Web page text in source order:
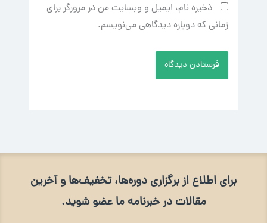
ذخیره نام، ایمیل و وبسایت من در مرورگر برای
زمانی که دوباره دیدگاهی می‌نویسم.
برای اطلاع از برگزاری دوره‌ها، تخفیف‌ها و آخرین
مقالات در خبرنامه ما عضو شوید.